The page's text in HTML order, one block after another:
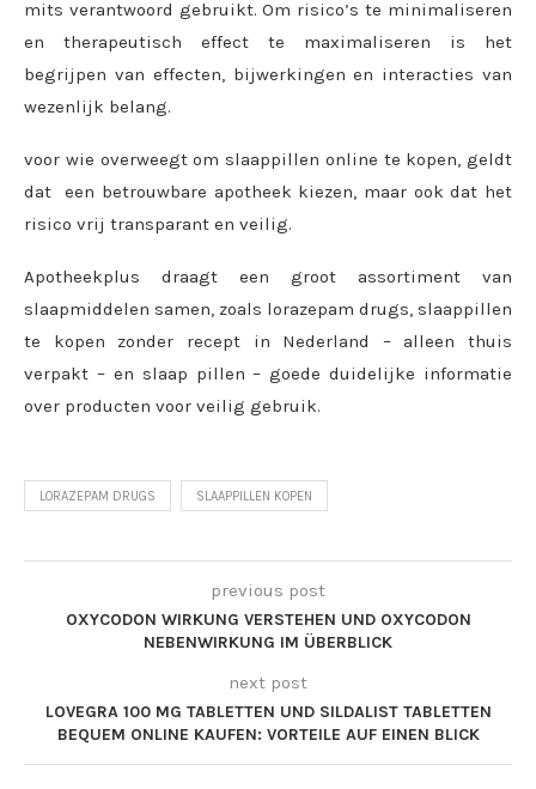
mits verantwoord gebruikt. Om risico’s te minimaliseren
en therapeutisch effect te maximaliseren is het
begrijpen van effecten, bijwerkingen en interacties van
wezenlijk belang.
voor wie overweegt om slaappillen online te kopen, geldt
dat een betrouwbare apotheek kiezen, maar ook dat het
risico vrij transparant en veilig.
Apotheekplus draagt een groot assortiment van
slaapmiddelen samen, zoals lorazepam drugs, slaappillen
te kopen zonder recept in Nederland – alleen thuis
verpakt – en slaap pillen – goede duidelijke informatie
over producten voor veilig gebruik.
LORAZEPAM DRUGS SLAAPPILLEN KOPEN
previous post
OXYCODON WIRKUNG VERSTEHEN UND OXYCODON
NEBENWIRKUNG IM ÜBERBLICK
next post
LOVEGRA 100 MG TABLETTEN UND SILDALIST TABLETTEN
BEQUEM ONLINE KAUFEN: VORTEILE AUF EINEN BLICK